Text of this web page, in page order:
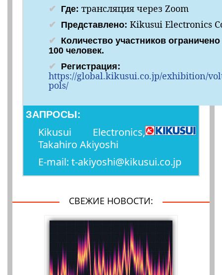
Где: трансляция через Zoom
Представлено: Kikusui Electronics
Количество участников ограничено
100 человек.
Регистрация:
https://global.kikusui.co.jp/exhibition/
pols/
ЗАПРОСЫ:
Kikusui Electronics,
Takahiro Akiyoshi
E-mail: t-akiyoshi@kikusui.co.jp
СВЕЖИЕ НОВОСТИ: